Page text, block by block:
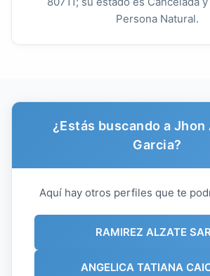
Persona Natural.
¿Estás buscando a Jhon
Garcia?
Aquí hay otros perfiles que te
RAMIREZ ALZATE
ANGELICA TATIANA